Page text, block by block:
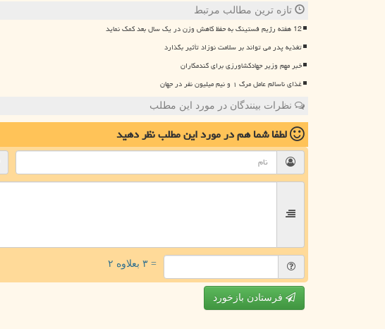
تازه ترین مطالب مرتبط
12 هفته رژیم فستینگ به حفظ کاهش وزن در یک سال بعد کمک نماید
تغذیه پدر می تواند بر سلامت نوزاد تأثیر بگذارد
خبر مهم وزیر جهادکشاورزی برای گندمکاران
غذای ناسالم عامل مرگ ۱ و نیم میلیون نفر در جهان
نظرات بینندگان در مورد این مطلب
لطفا شما همدر مورد این مطلبنظر دهید
= ۳ بعلاوه ۲
فرستادن بازخورد